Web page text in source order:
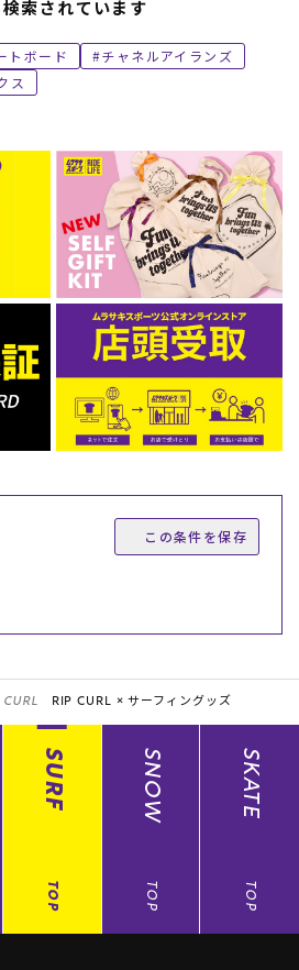
索されています
トボード
チャネルアイランズ
ス
この条件を保存
CURL RIP CURL × サーフィングッズ
SURF
TOP
SNOW
TOP
SKATE
TOP